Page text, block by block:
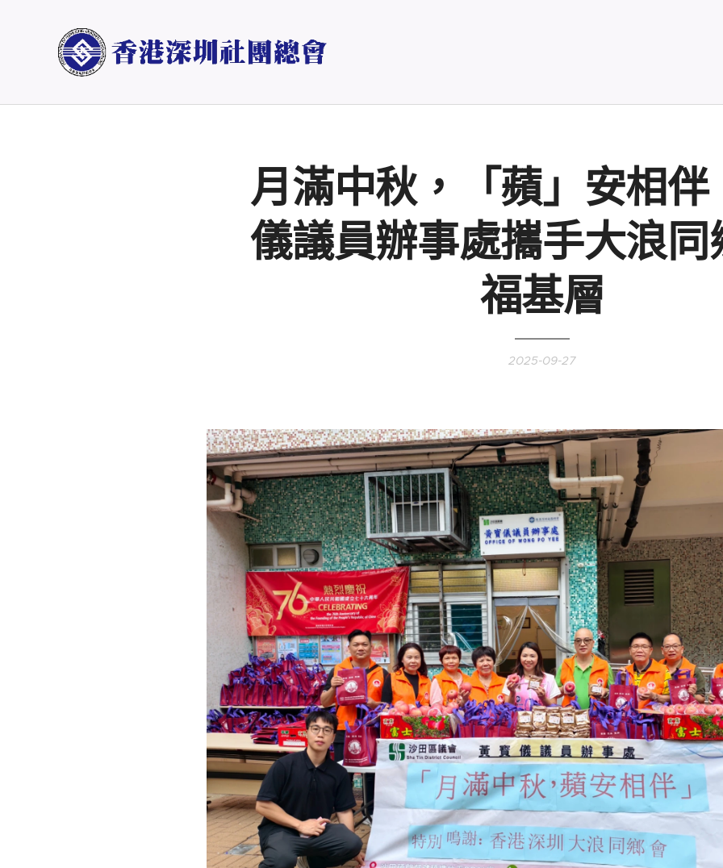
月滿中秋，「蘋」安相伴
儀議員辦事處攜手大浪同
福基層
2025-09-27